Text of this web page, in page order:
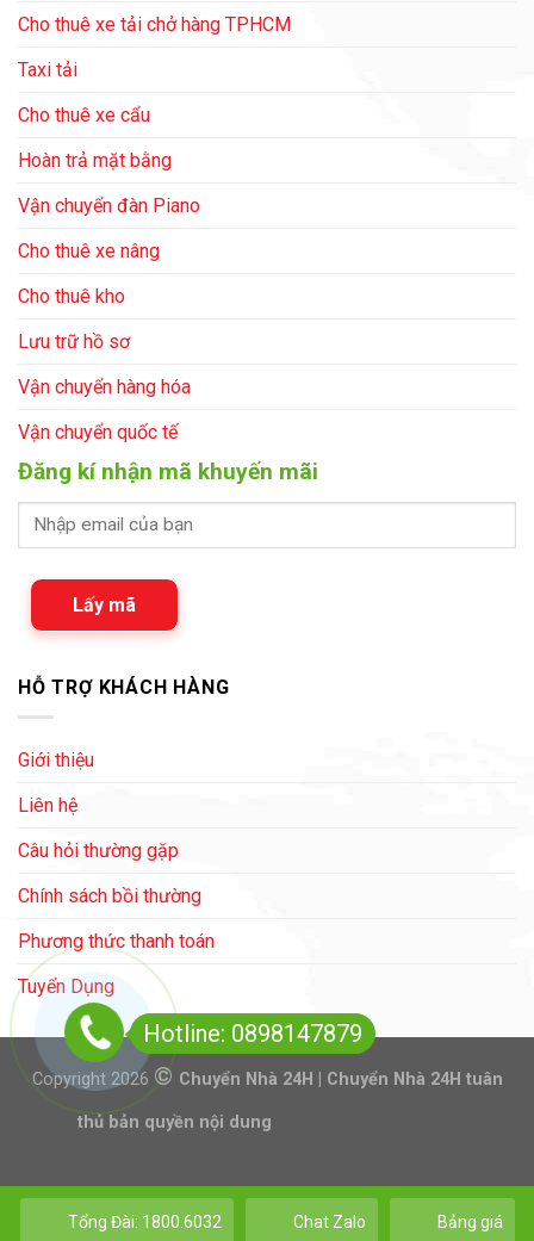
Hotline: 0898147879
Tổng Đài: 1800.6032 Chat Zalo Bảng giá
Cho thuê xe tải chở hàng TPHCM
Taxi tải
Cho thuê xe cẩu
Hoàn trả mặt bằng
Vận chuyển đàn Piano
Cho thuê xe nâng
Cho thuê kho
Lưu trữ hồ sơ
Vận chuyển hàng hóa
Vận chuyển quốc tế
Đăng kí nhận mã khuyến mãi
Lấy mã
HỖ TRỢ KHÁCH HÀNG
Giới thiệu
Liên hệ
Câu hỏi thường gặp
Chính sách bồi thường
Phương thức thanh toán
Tuyển Dụng
Copyright 2026 © Chuyển Nhà 24H | Chuyển Nhà 24H tuân
thủ bản quyền nội dung